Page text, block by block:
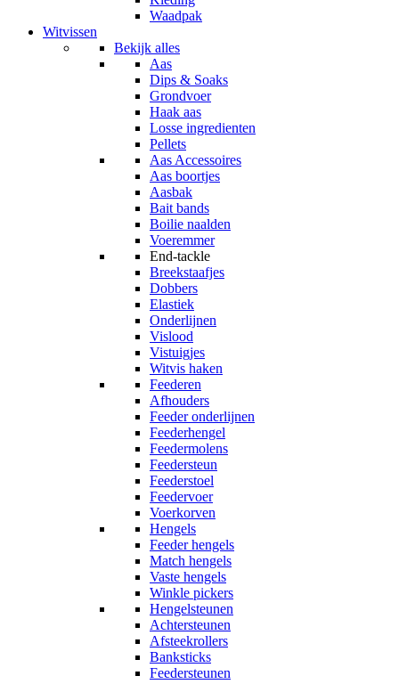
Waadpak
Witvissen
Bekijk alles
Aas
Dips & Soaks
Grondvoer
Haak aas
Losse ingredienten
Pellets
Aas Accessoires
Aas boortjes
Aasbak
Bait bands
Boilie naalden
Voeremmer
End-tackle
Breekstaafjes
Dobbers
Elastiek
Onderlijnen
Vislood
Vistuigjes
Witvis haken
Feederen
Afhouders
Feeder onderlijnen
Feederhengel
Feedermolens
Feedersteun
Feederstoel
Feedervoer
Voerkorven
Hengels
Feeder hengels
Match hengels
Vaste hengels
Winkle pickers
Hengelsteunen
Achtersteunen
Afsteekrollers
Banksticks
Feedersteunen